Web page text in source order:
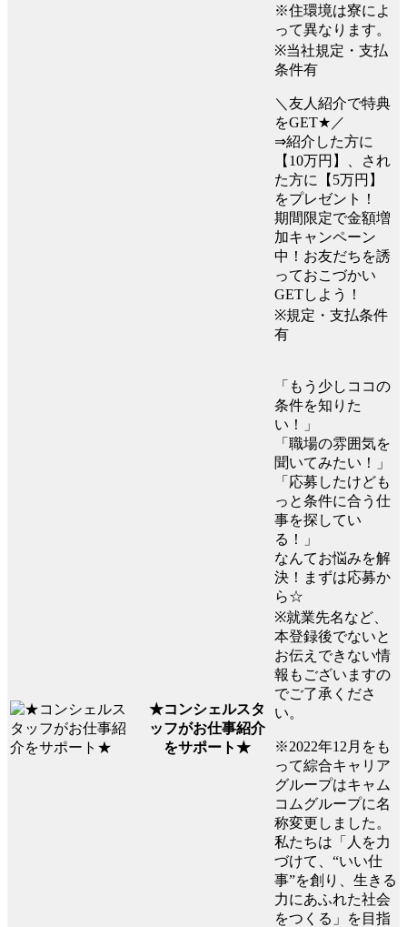
※住環境は寮によ
って異なります。
※当社規定・支払
条件有
＼友人紹介で特典
をGET★／
⇒紹介した方に
【10万円】、され
た方に【5万円】
をプレゼント！
期間限定で金額増
加キャンペーン
中！お友だちを誘
っておこづかい
GETしよう！
※規定・支払条件
有
★コンシェルスタ
ッフがお仕事紹介
をサポート★
「もう少しココの
条件を知りた
い！」
「職場の雰囲気を
聞いてみたい！」
「応募したけども
っと条件に合う仕
事を探してい
る！」
なんてお悩みを解
決！まずは応募か
ら☆
※就業先名など、
本登録後でないと
お伝えできない情
報もございますの
でご了承くださ
い。
※2022年12月をも
って綜合キャリア
グループはキャム
コムグループに名
称変更しました。
私たちは「人を力
づけて、“いい仕
事”を創り、生きる
力にあふれた社会
をつくる」を目指